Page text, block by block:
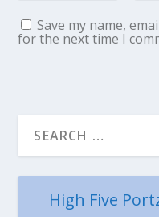
Save my name,
for the next time I
High Five